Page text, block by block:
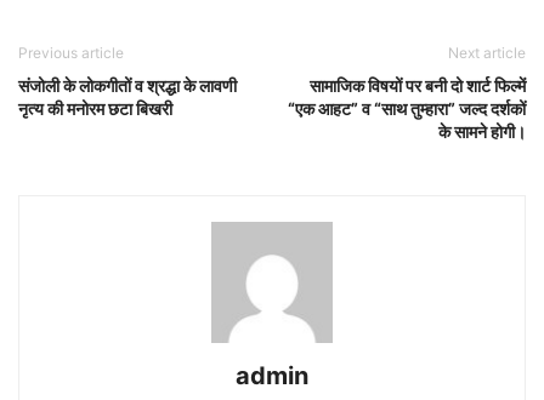
Previous article
संजोली के लोकगीतों व श्रद्धा के लावणी
नृत्य की मनोरम छटा बिखरी
Next article
सामाजिक विषयों पर बनी दो शार्ट फिल्में
“एक आहट” व “साथ तुम्हारा” जल्द दर्शकों
के सामने होगी।
admin